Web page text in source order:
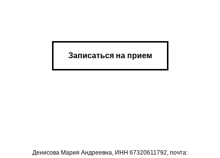
Записаться на прием
Денисова Мария Андреевна, ИНН 67320611792, почта: